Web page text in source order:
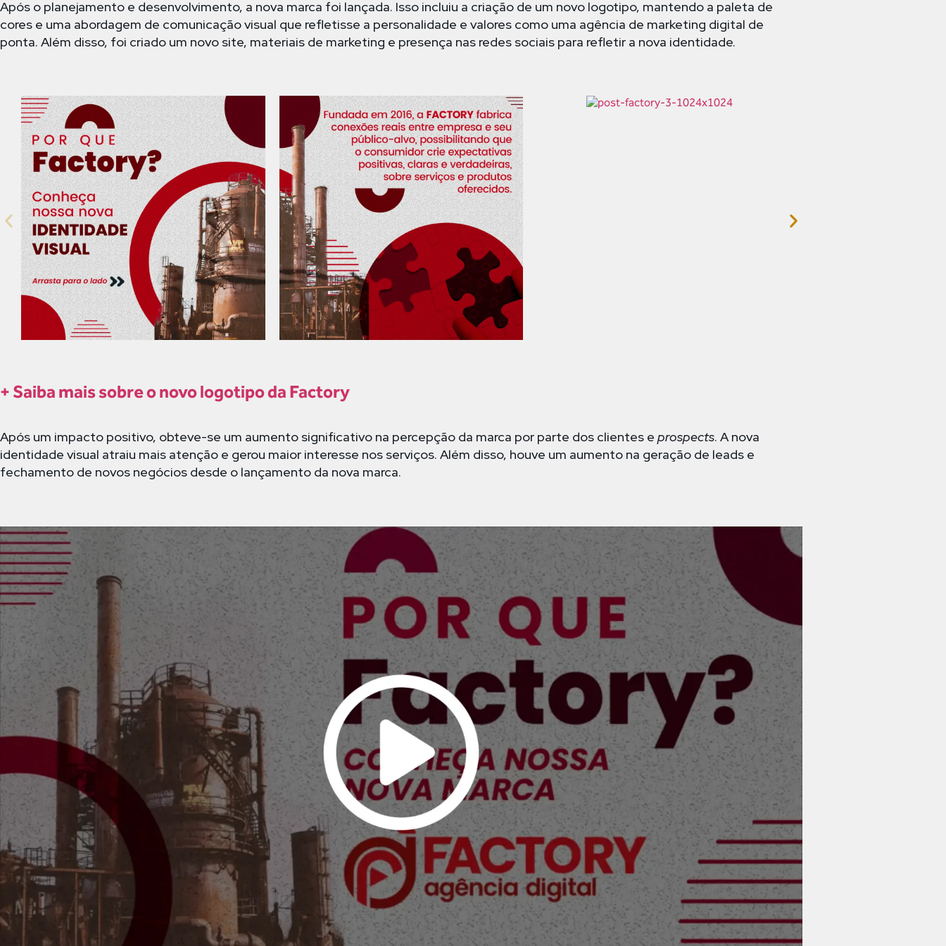
Após o planejamento e desenvolvimento, a nova marca foi lançada. Isso incluiu a criação de um novo logotipo, mantendo a paleta de
cores e uma abordagem de comunicação visual que refletisse a personalidade e valores como uma agência de marketing digital de
ponta. Além disso, foi criado um novo site, materiais de marketing e presença nas redes sociais para refletir a nova identidade.
+ Saiba mais sobre o novo logotipo da Factory
Após um impacto positivo, obteve-se um aumento significativo na percepção da marca por parte dos clientes e prospects. A nova
identidade visual atraiu mais atenção e gerou maior interesse nos serviços. Além disso, houve um aumento na geração de leads e
fechamento de novos negócios desde o lançamento da nova marca.